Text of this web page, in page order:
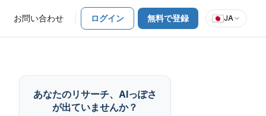
お問い合わせ ログイン 無料で登録 JA
あなたのリサーチ、AIっぽさ
が出ていませんか？